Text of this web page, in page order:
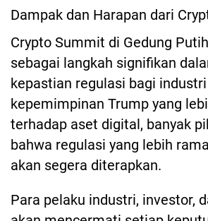
Dampak dan Harapan dari
Crypto Summit di Gedung
sebagai langkah signifikan
kepastian regulasi bagi
kepemimpinan Trump yang
terhadap aset digital, banyak
bahwa regulasi yang lebih
akan segera diterapkan.
Para pelaku industri, investor,